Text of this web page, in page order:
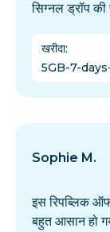
सिग्नल ड्रॉप की
खरीदा:
5GB-7-
Sophie M.
इस रिपब्लिक
बहुत आसान हो